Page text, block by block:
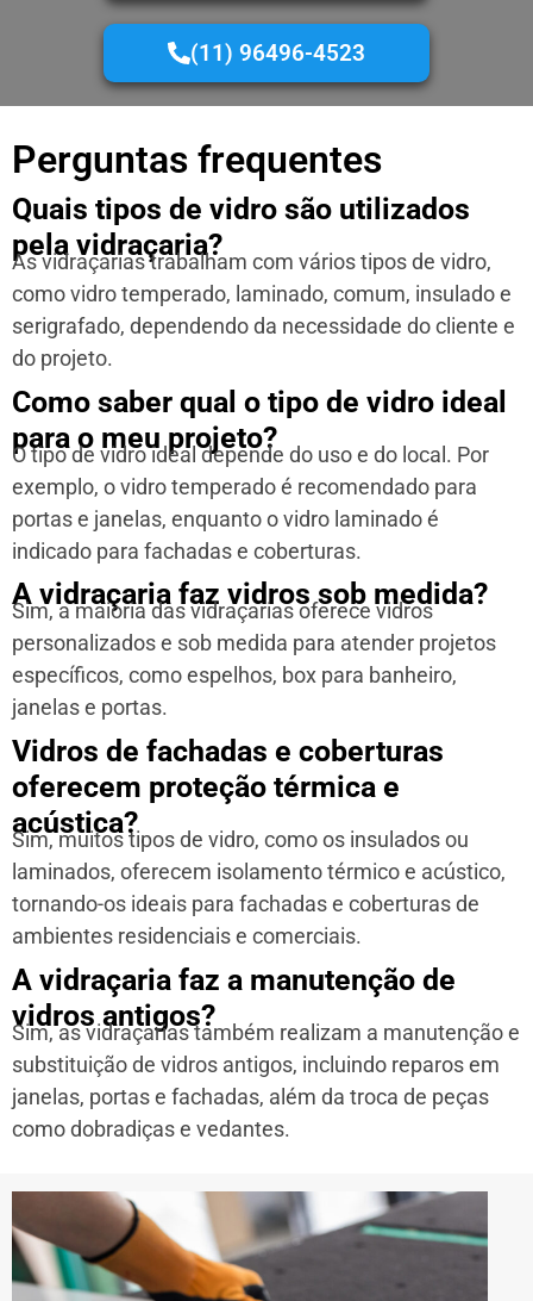
(11) 96496-4523
Perguntas frequentes
Quais tipos de vidro são utilizados
pela vidraçaria?
As vidraçarias trabalham com vários tipos de vidro,
como vidro temperado, laminado, comum, insulado e
serigrafado, dependendo da necessidade do cliente e
do projeto.
Como saber qual o tipo de vidro ideal
para o meu projeto?
O tipo de vidro ideal depende do uso e do local. Por
exemplo, o vidro temperado é recomendado para
portas e janelas, enquanto o vidro laminado é
indicado para fachadas e coberturas.
A vidraçaria faz vidros sob medida?
Sim, a maioria das vidraçarias oferece vidros
personalizados e sob medida para atender projetos
específicos, como espelhos, box para banheiro,
janelas e portas.
Vidros de fachadas e coberturas
oferecem proteção térmica e
acústica?
Sim, muitos tipos de vidro, como os insulados ou
laminados, oferecem isolamento térmico e acústico,
tornando-os ideais para fachadas e coberturas de
ambientes residenciais e comerciais.
A vidraçaria faz a manutenção de
vidros antigos?
Sim, as vidraçarias também realizam a manutenção e
substituição de vidros antigos, incluindo reparos em
janelas, portas e fachadas, além da troca de peças
como dobradiças e vedantes.